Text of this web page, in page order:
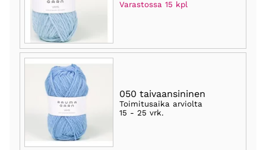
Varastossa 15 kpl
050 taivaansininen
Toimitusaika arviolta
15 - 25 vrk.